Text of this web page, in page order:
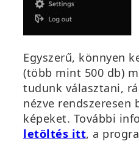
Egyszerű, könnyen
(több mint 500 db)
tudunk választani,
nézve
képeket. További
letöltés itt, a